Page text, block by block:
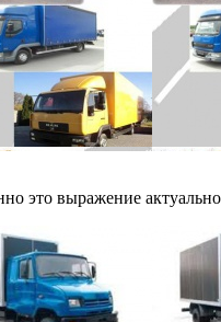
это выражение